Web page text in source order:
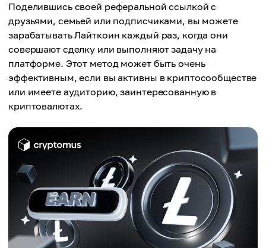
Поделившись своей реферальной ссылкой с
друзьями, семьей или подписчиками, вы можете
зарабатывать Лайткоин каждый раз, когда они
совершают сделку или выполняют задачу на
платформе. Этот метод может быть очень
эффективным, если вы активны в криптосообществе
или имеете аудиторию, заинтересованную в
криптовалютах.